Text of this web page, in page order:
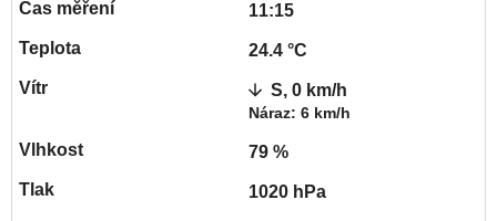
11:15
24.4 °C
S, 0 km/h
Náraz: 6 km/h
79 %
1020 hPa